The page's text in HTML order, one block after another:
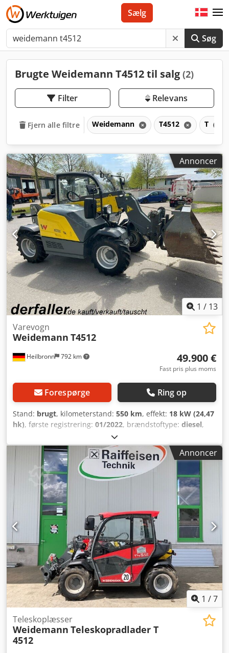
Søg
Sælg
Brugte Weidemann T4512 til salg (2)
Filter Relevans
Fjern alle filtre Weidemann T4512 T
Annoncer
1 / 13
Heilbronn 792 km
Varevogn
Weidemann T4512
49.900 €
Fast pris plus moms
Forespørge Ring op
Stand: brugt, kilometerstand: 550 km, effekt: 18 kW (24,47
hk), første registrering: 01/2022, brændstoftype: diesel,
, farve:gul
affjedring:anden, driftstimer:550 h, Udstyr:firehjulstræk,
Velegnet til vejregistrering, diesel. Idriftsat 02.01.2022. 18
kW, 550 driftstimer. Weidemann-optag hydraulisk, 3.
kreds. Firehjulstræk, hydrostat, 2 køre-hastigheder.
Vejregistrering. Jordskovl, pallegafler, demomaskine. Tilladt
totalvægt: 3.300 kg. Årgang: 2021. FOR OS ER STANDEN OG
MAVEFØLELSEN AFGØRENDE, PRISEN KOMMER I ANDEN
RÆKKE. Ved yderligere spørgsmål er du velkommen til at
kontakte Hr. Faller på det oplyste nummer. Cedpfxsvicx Aj
Amhsrf *BYTTE, INDREGNING ELLER BELÅNING AF DIT
KØRETØJ SAMT FINANSIERING MULIGT! Alle oplysninger
uden garanti.* Yderligere tilbud kan findes på vores
hjemmeside. Beskrivelsen og de angivne data udgør ingen
garanti og er ikke bindende. Købsaftalen, som indgås ved
køb på forhandlerens adresse, er bindende. Der tages
forbehold for fejl og mellemsalg!
Annoncer
1 /7
Teleskoplæsser
Weidemann Teleskopradlader T
4512